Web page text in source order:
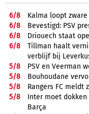
6/8
Kalma loopt
6/8
Bevestigd: PSV
6/8
Driouech staat
6/8
Tillman haalt
verblijf bij
5/8
PSV en Veerman
5/8
Bouhoudane
5/8
Rangers FC meldt
5/8
Inter moet
Barça